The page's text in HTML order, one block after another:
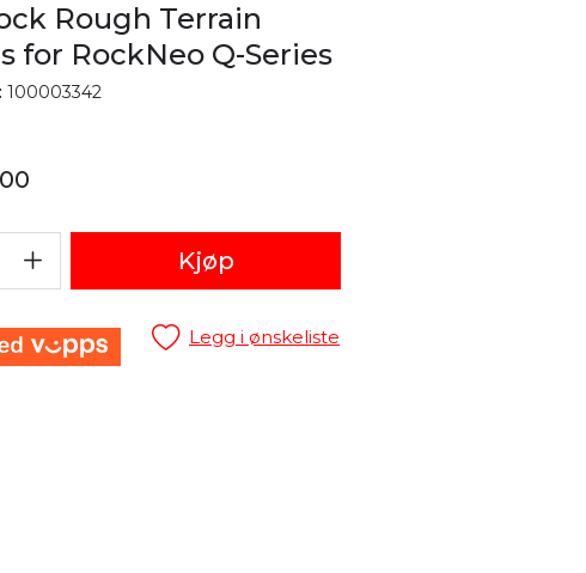
Rough Terrain
for RockNeo Q-Series
100003342
Kjøp
Legg i ønskeliste